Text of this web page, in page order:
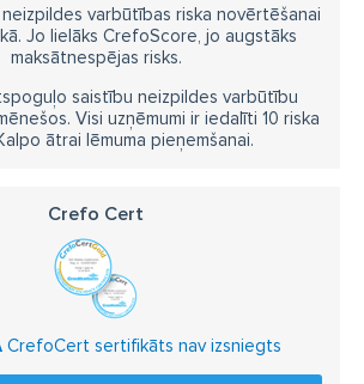
varbūtības riska novērtēšanai
Jo lielāks CrefoScore, jo augstāks
maksātnespējas risks.
saistību neizpildes varbūtību
Visi uzņēmumi ir iedalīti 10 riska
ātrai lēmuma pieņemšanai.
Crefo Cert
CrefoCert sertifikāts nav izsniegts